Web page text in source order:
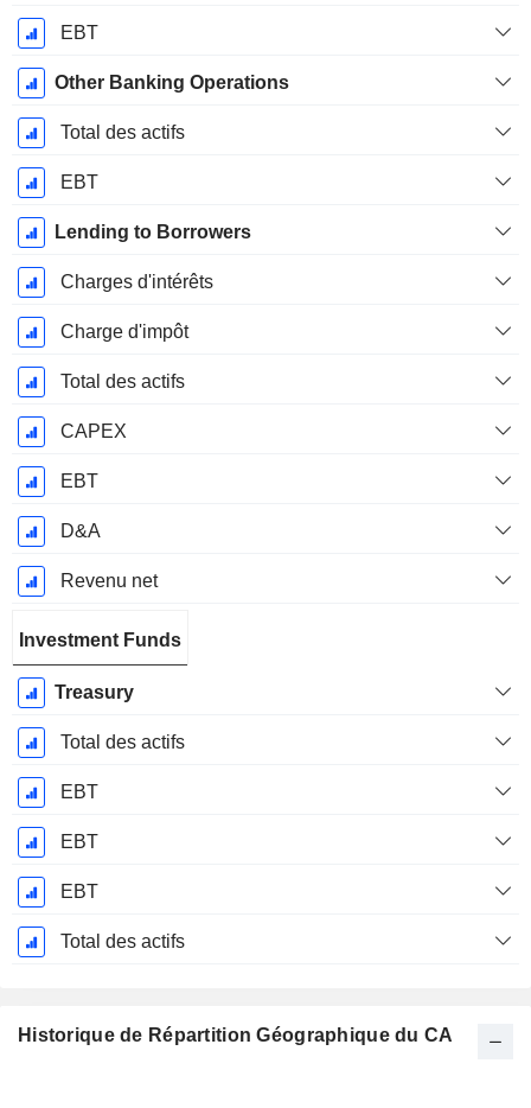
EBT
Other Banking Operations
Total des actifs
EBT
Lending to Borrowers
Charges d'intérêts
Charge d'impôt
Total des actifs
CAPEX
EBT
D&A
Revenu net
Investment Funds
Treasury
Total des actifs
EBT
EBT
EBT
Total des actifs
Historique de Répartition Géographique du CA